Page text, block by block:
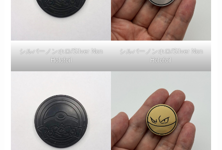
シルバーノンホロ/Silver Non
Holofoil
シルバーノンホロ/Silver Non
Holofoil